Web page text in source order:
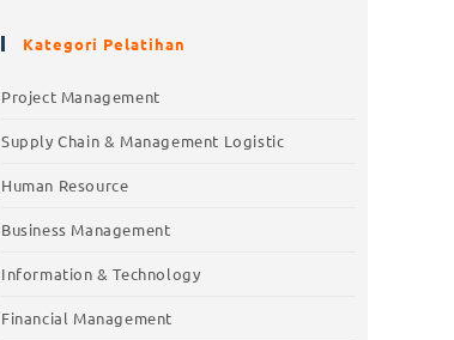
Kategori Pelatihan
Project Management
Supply Chain & Management Logistic
Human Resource
Business Management
Information & Technology
Financial Management